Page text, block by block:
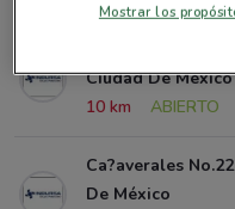
Ciudad De México
10 km
ABIERTO
Ca?averales
De México
Mostrar los